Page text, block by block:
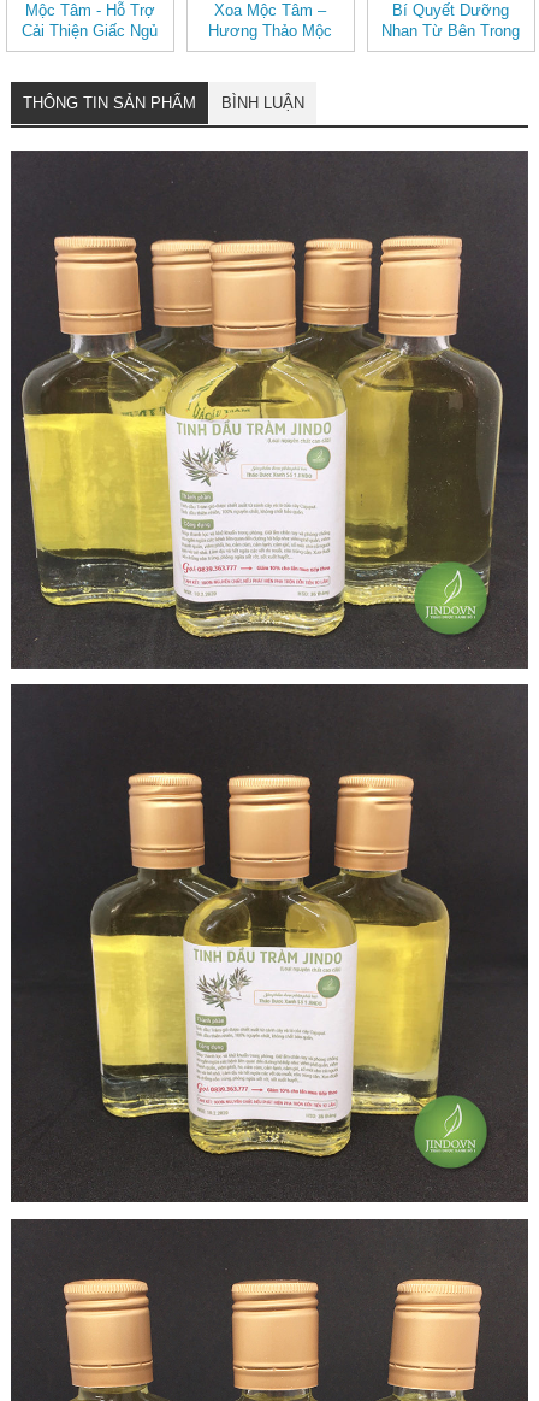
Mộc Tâm - Hỗ Trợ
Cải Thiện Giấc Ngủ
(Hộp 30 túi lọc)
Xoa Mộc Tâm –
Hương Thảo Mộc
Cho Ngày Thư Thái
Bí Quyết Dưỡng
Nhan Từ Bên Trong
THÔNG TIN SẢN PHẨM BÌNH LUẬN